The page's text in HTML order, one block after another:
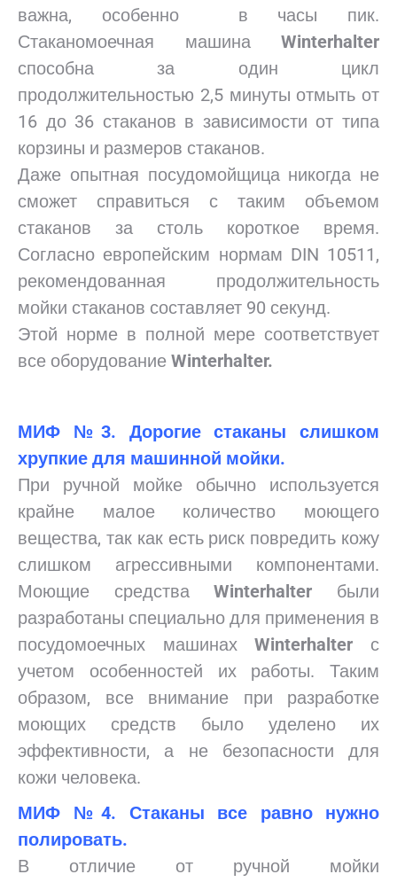
важна, особенно в часы пик.
Стаканомоечная машина Winterhalter
способна за один цикл
продолжительностью 2,5 минуты отмыть от
16 до 36 стаканов в зависимости от типа
корзины и размеров стаканов.
Даже опытная посудомойщица никогда не
сможет справиться с таким объемом
стаканов за столь короткое время.
Согласно европейским нормам DIN 10511,
рекомендованная продолжительность
мойки стаканов составляет 90 секунд.
Этой норме в полной мере соответствует
все оборудование Winterhalter.
МИФ №3. Дорогие стаканы слишком
хрупкие для машинной мойки.
При ручной мойке обычно используется
крайне малое количество моющего
вещества, так как есть риск повредить кожу
слишком агрессивными компонентами.
Моющие средстваWinterhalter были
разработаны специально для применения в
посудомоечных машинахWinterhalter с
учетом особенностей их работы. Таким
образом, все внимание при разработке
моющих средств было уделено их
эффективности, а не безопасности для
кожи человека.
МИФ №4. Стаканы все равно нужно
полировать.
В отличие от ручной мойки